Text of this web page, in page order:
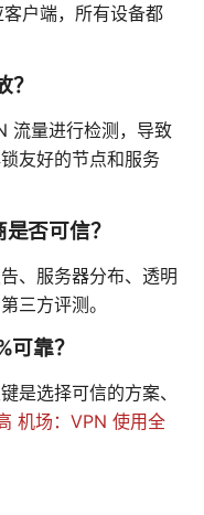
户端，所有设备都
流量进行检测，导致
友好的节点和服务
否可信？
、服务器分布、透明
三方评测。
可靠？
是选择可信的方案、
机场：VPN 使用全